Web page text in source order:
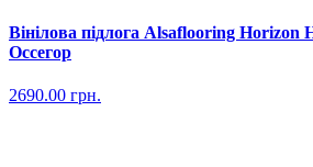
Вінілова підлога Alsaflooring Horizon
Оссегор
2690.00 грн.